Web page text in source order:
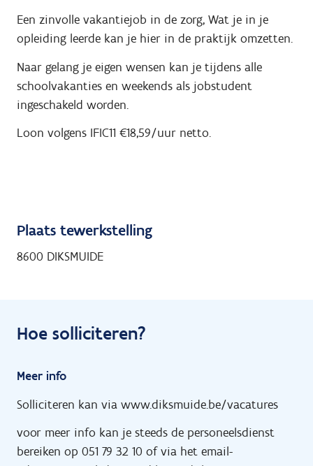
Een zinvolle vakantiejob in de zorg, Wat je in je
opleiding leerde kan je hier in de praktijk omzetten.
Naar gelang je eigen wensen kan je tijdens alle
schoolvakanties en weekends als jobstudent
ingeschakeld worden.
Loon volgens IFIC11 €18,59/uur netto.
Plaats tewerkstelling
8600 DIKSMUIDE
Hoe solliciteren?
Meer info
Solliciteren kan via www.diksmuide.be/vacatures
voor meer info kan je steeds de personeelsdienst
bereiken op 051 79 32 10 of via het email-